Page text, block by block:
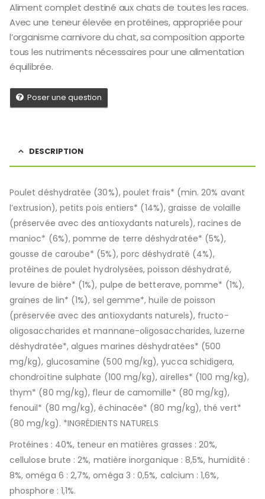
Aliment complet destiné aux chats de toutes les races.
Avec une teneur élevée en protéines, appropriée pour
l’organisme carnivore du chat, sa composition apporte
tous les nutriments nécessaires pour une alimentation
équilibrée.
Poser une question
DESCRIPTION
Poulet déshydratée (30%), poulet frais* (min. 20% avant
l’extrusion), petits pois entiers* (14%), graisse de volaille
(préservée avec des antioxydants naturels), racines de
manioc* (6%), pomme de terre déshydratée* (5%),
gousse de caroube* (5%), porc déshydraté (4%),
protéines de poulet hydrolysées, poisson déshydraté,
levure de bière* (1%), pulpe de betterave, pomme* (1%),
graines de lin* (1%), sel gemme*, huile de poisson
(préservée avec des antioxydants naturels), fructo-
oligosaccharides et mannane-oligosaccharides, luzerne
déshydratée*, algues marines déshydratées* (500
mg/kg), glucosamine (500 mg/kg), yucca schidigera,
chondroïtine sulphate (100 mg/kg), airelles* (100 mg/kg),
thym* (80 mg/kg), fleur de camomille* (80 mg/kg),
fenouil* (80 mg/kg), échinacée* (80 mg/kg), thé vert*
(80 mg/kg). *INGRÉDIENTS NATURELS
Protéines : 40%, teneur en matières grasses : 20%,
cellulose brute : 2%, matière inorganique : 8,5%, humidité :
8%, oméga 6 : 2,7%, oméga 3 : 0,5%, calcium : 1,6%,
phosphore : 1,1%.